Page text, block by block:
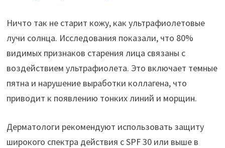
Ничто так не старит кожу, как ультрафиолетовые
лучи солнца. Исследования показали, что 80%
видимых признаков старения лица связаны с
воздействием ультрафиолета. Это включает темные
пятна и нарушение выработки коллагена, что
приводит к появлению тонких линий и морщин.
Дерматологи рекомендуют использовать защиту
широкого спектра действия с SPF 30 или выше в